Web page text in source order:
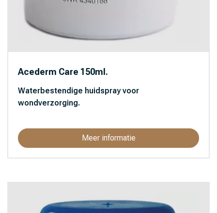
Acederm Care 150ml.
Waterbestendige huidspray voor
wondverzorging.
Meer informatie